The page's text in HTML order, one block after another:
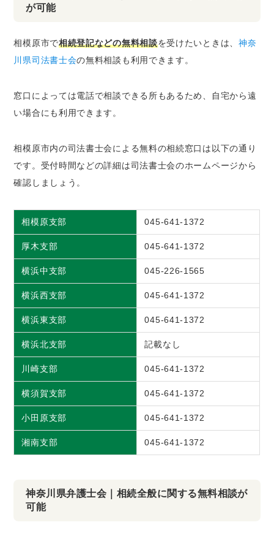
が可能
相模原市で相続登記などの無料相談を受けたいときは、 神奈
川県司法書士会の無料相談も利用できます。
窓口によっては電話で相談できる所もあるため、自宅から遠
い場合にも利用できます。
相模原市内の司法書士会による無料の相続窓口は以下の通り
です。受付時間などの詳細は司法書士会のホームページから
確認しましょう。
相模原支部 045-641-1372
厚木支部 045-641-1372
横浜中支部 045-226-1565
横浜西支部 045-641-1372
横浜東支部 045-641-1372
横浜北支部 記載なし
川崎支部 045-641-1372
横須賀支部 045-641-1372
小田原支部 045-641-1372
湘南支部 045-641-1372
神奈川県弁護士会｜相続全般に関する無料相談が
可能